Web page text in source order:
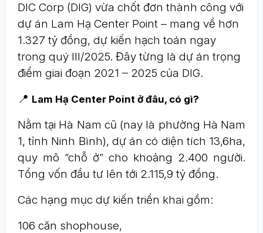
DIC Corp (DIG) vừa chốt đơn thành công với
dự án Lam Hạ Center Point – mang về hơn
1.327 tỷ đồng, dự kiến hạch toán ngay
trong quý III/2025. Đây từng là dự án trọng
điểm giai đoạn 2021 – 2025 của DIG.
📍 Lam Hạ Center Point ở đâu, có gì?
Nằm tại Hà Nam cũ (nay là phường Hà Nam
1, tỉnh Ninh Bình), dự án có diện tích 13,6ha,
quy mô “chỗ ở” cho khoảng 2.400 người.
Tổng vốn đầu tư lên tới 2.115,9 tỷ đồng.
Các hạng mục dự kiến triển khai gồm:
106 căn shophouse,